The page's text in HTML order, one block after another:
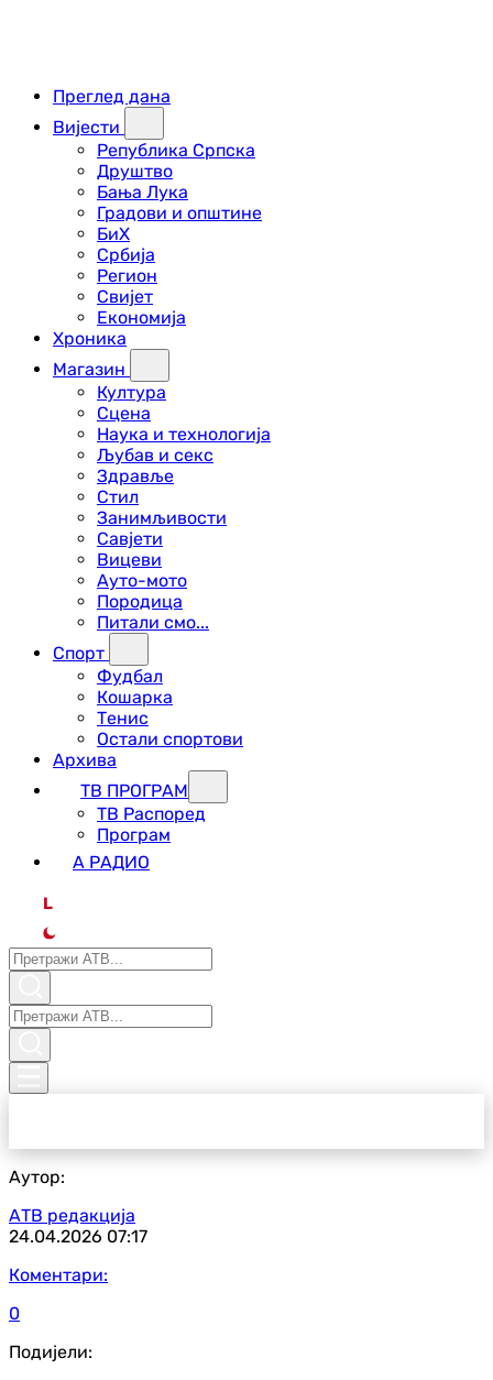
Преглед дана
Вијести
Република Српска
Друштво
Бања Лука
Градови и општине
БиХ
Србија
Регион
Свијет
Економија
Хроника
Магазин
Култура
Сцена
Наука и технологија
Љубав и секс
Здравље
Стил
Занимљивости
Савјети
Вицеви
Ауто-мото
Породица
Питали смо...
Спорт
Фудбал
Кошарка
Тенис
Остали спортови
Архива
ТВ ПРОГРАМ
ТВ Распоред
Програм
А РАДИО
L
Аутор:
АТВ редакција
24.04.2026 07:17
Коментари:
0
Подијели: